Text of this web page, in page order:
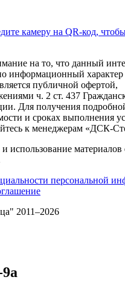
камеру на QR-код,
на то, что данный
информационный
публичной офертой,
ч. 2 ст. 437
Для получения
и сроках выполнения
к менеджерам «ДСК-
использование
персональной
2011–2026